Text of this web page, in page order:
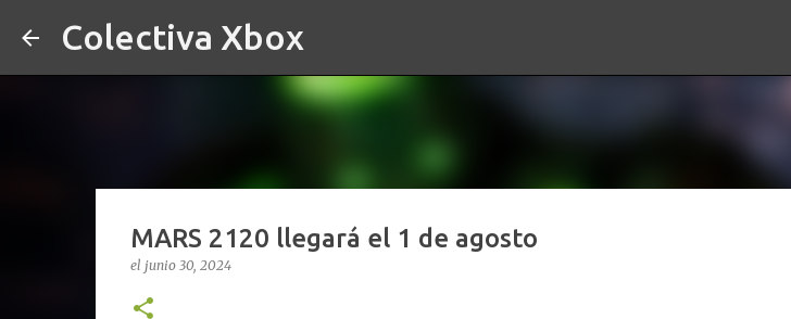
Colectiva Xbox
MARS 2120 llegará el 1 de agosto
el junio 30, 2024